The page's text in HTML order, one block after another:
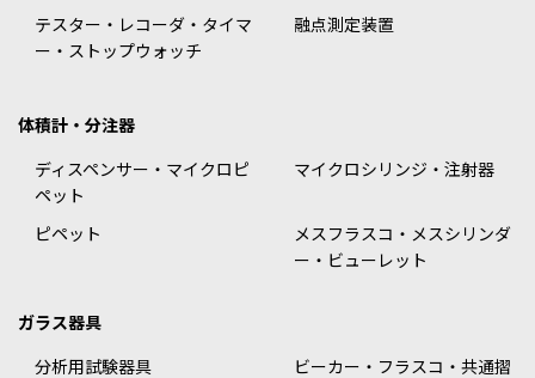
テスター・レコーダ・タイマ
ー・ストップウォッチ
融点測定装置
体積計・分注器
ディスペンサー・マイクロピ
ペット
マイクロシリンジ・注射器
ピペット
メスフラスコ・メスシリンダ
ー・ビューレット
ガラス器具
分析用試験器具
ビーカー・フラスコ・共通摺